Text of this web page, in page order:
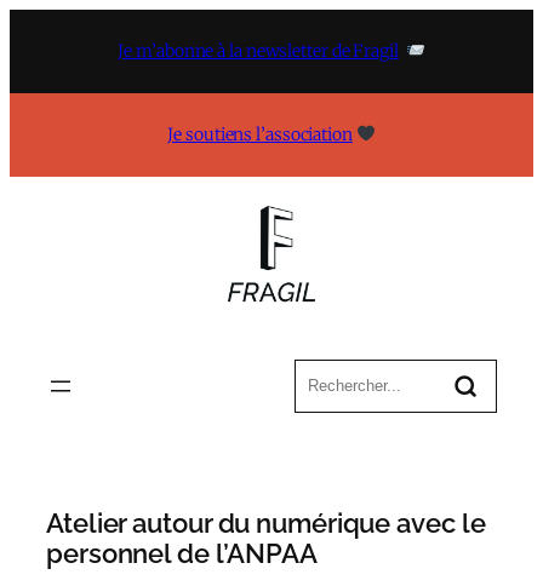
Je m’abonne à la newsletter de Fragil
Je soutiens l’association
Atelier autour du numérique avec le
personnel de l’ANPAA